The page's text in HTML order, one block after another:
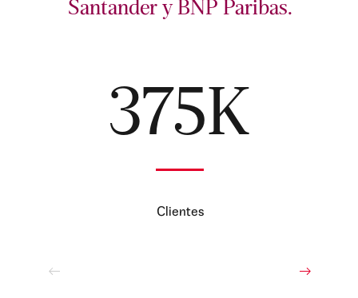
Santander y BNP Paribas.
375K
Clientes